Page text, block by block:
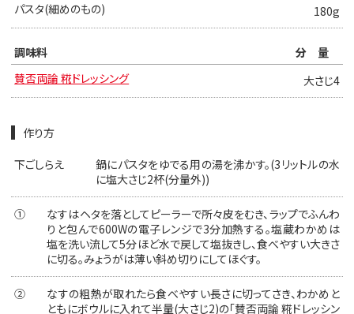
パスタ(細めのもの)
180g
調味料
分量
賛否両論 糀ドレッシング
大さじ4
作り方
下ごしらえ
鍋にパスタをゆでる用の湯を沸かす。(3リットルの水
に塩大さじ2杯(分量外))
①
なすはヘタを落としてピーラーで所々皮をむき、ラップでふんわ
りと包んで600Wの電子レンジで3分加熱する。塩蔵わかめは
塩を洗い流して5分ほど水で戻して塩抜きし、食べやすい大きさ
に切る。みょうがは薄い斜め切りにしてほぐす。
②
なすの粗熱が取れたら食べやすい長さに切ってさき、わかめと
ともにボウルに入れて半量(大さじ2)の「賛否両論 糀ドレッシン